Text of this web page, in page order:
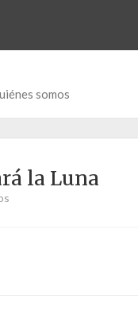
somos
la Luna